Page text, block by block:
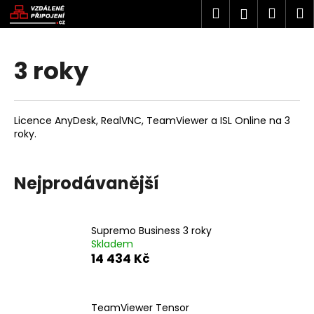
Přejít
na
obsah
Hledat
3 roky
Licence AnyDesk, RealVNC, TeamViewer a ISL Online na 3
roky.
Nejprodávanější
Supremo Business 3 roky
Skladem
14 434 Kč
TeamViewer Tensor
K
o
C
o
p
o
e